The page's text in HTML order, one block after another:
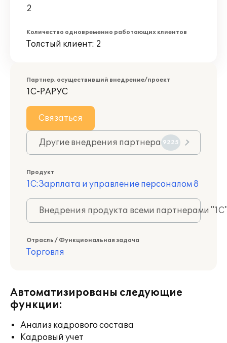
2
Количество одновременно работающих клиентов
Толстый клиент: 2
Партнер, осуществивший внедрение/проект
1С-РАРУС
Связаться
Другие внедрения партнера 9225
Продукт
1С:Зарплата и управление персоналом 8
Внедрения продукта всеми партнерами
Отрасль / Функциональная задача
Торговля
Автоматизированы следующие
функции:
Анализ кадрового состава
Кадровый учет